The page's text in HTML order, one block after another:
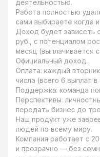
деятельностью.
Работа полностью
сами выбираете когда
Доход будет зависеть
руб., с потенциалом
месяц (выплачивается
Официальный доход.
Оплата: каждый
числа (всего 6 выплат
Поддержка: команда
Перспективы:
передать бизнес до
Наш продукт уже
людей по всему миру.
Компания работает с
и прозрачно — без